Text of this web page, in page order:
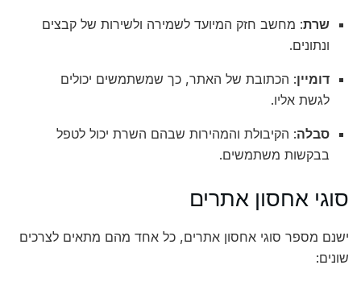
שרת: מחשב חזק המיועד לשמירה ולשירות של קבצים
ונתונים.
דומיין: הכתובת של האתר, כך שמשתמשים יכולים
לגשת אליו.
סבלה: הקיבולת והמהירות שבהם השרת יכול לטפל
בבקשות משתמשים.
סוגי אחסון אתרים
ישנם מספר סוגי אחסון אתרים, כל אחד מהם מתאים לצרכים
שונים: